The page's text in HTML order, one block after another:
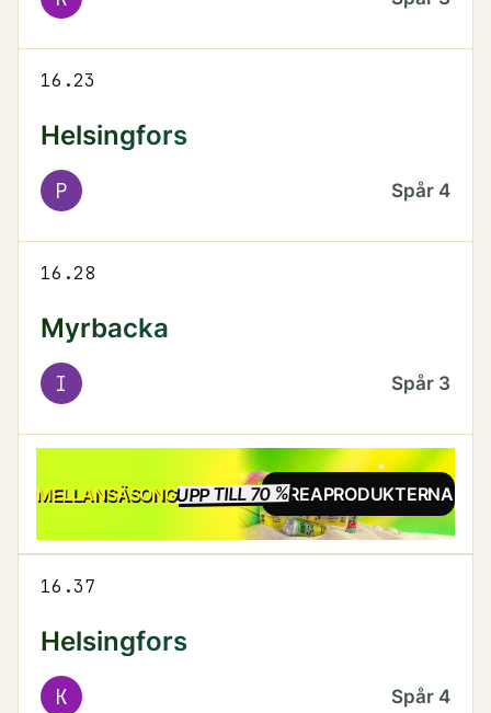
16.23
Helsingfors
P Spår 4
16.28
Myrbacka
I Spår 3
MELLANSÄSONGUPP TILL 70 %REA
SE REAPRODUKTERNA
16.37
Helsingfors
K Spår 4